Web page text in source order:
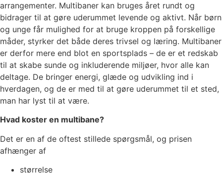
arrangementer. Multibaner kan bruges året rundt og
bidrager til at gøre uderummet levende og aktivt. Når børn
og unge får mulighed for at bruge kroppen på forskellige
måder, styrker det både deres trivsel og læring. Multibaner
er derfor mere end blot en sportsplads – de er et redskab
til at skabe sunde og inkluderende miljøer, hvor alle kan
deltage. De bringer energi, glæde og udvikling ind i
hverdagen, og de er med til at gøre uderummet til et sted,
man har lyst til at være.
Hvad koster en multibane?
Det er en af de oftest stillede spørgsmål, og prisen
afhænger af
størrelse